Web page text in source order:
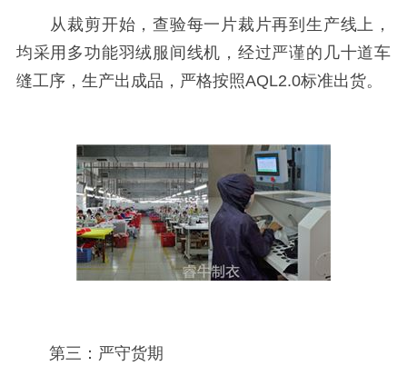
从裁剪开始，查验每一片裁片再到生产线上，
均采用多功能羽绒服间线机，经过严谨的几十道车
缝工序，生产出成品，严格按照AQL2.0标准出货。
第三：严守货期